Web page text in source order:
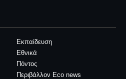
Εκπαίδευση
Εθνικά
Πόντος
Περιβάλλον Eco news